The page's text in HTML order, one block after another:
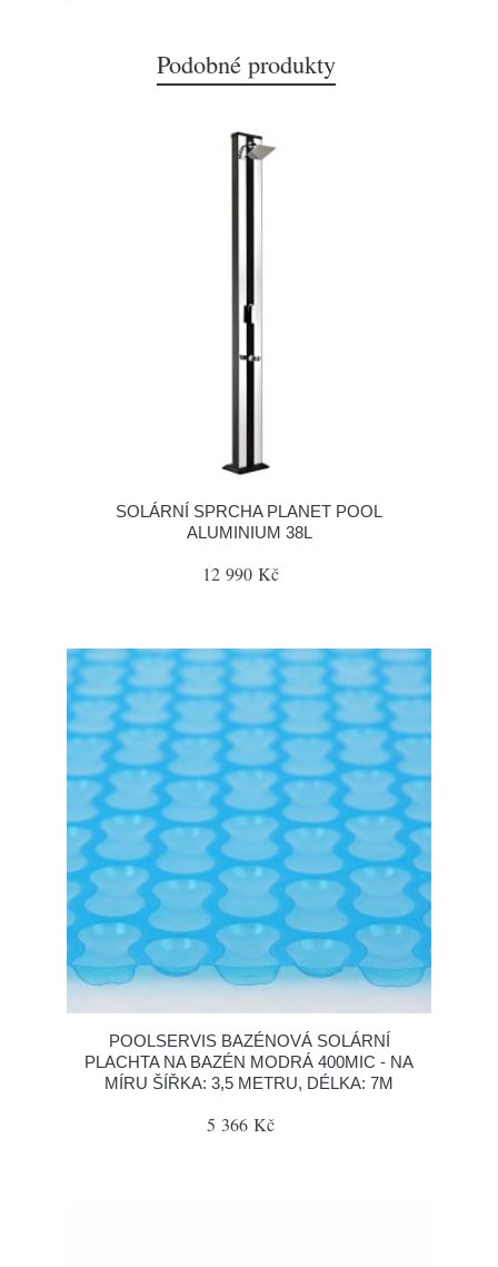
Podobné produkty
SOLÁRNÍ SPRCHA PLANET POOL
ALUMINIUM 38L
12 990 Kč
POOLSERVIS BAZÉNOVÁ SOLÁRNÍ
PLACHTA NA BAZÉN MODRÁ 400MIC - NA
MÍRU ŠÍŘKA: 3,5 METRU, DÉLKA: 7M
5 366 Kč